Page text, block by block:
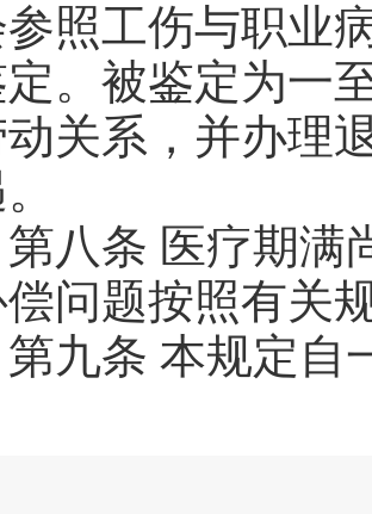
参照工伤与职业
。被鉴定为一
动关系，并办理
条 医疗期满
问题按照有关
条 本规定自